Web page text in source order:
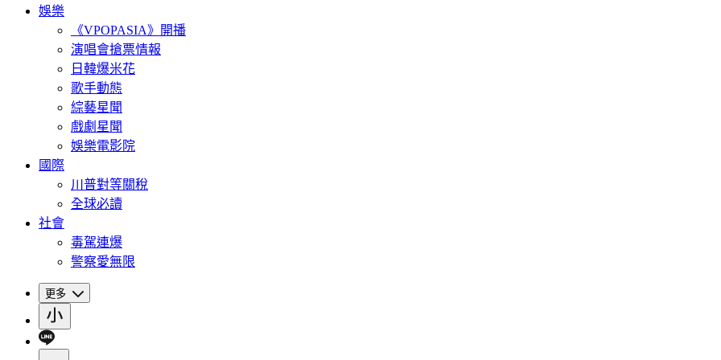
娛樂
《VPOPASIA》開播
演唱會搶票情報
日韓爆米花
歌手動態
綜藝星聞
戲劇星聞
娛樂電影院
國際
川普對等關稅
全球必讀
社會
毒駕連爆
警察愛無限
更多